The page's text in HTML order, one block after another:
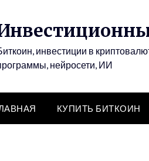
инвестиции в
нейросети, ИИ
КУПИТЬ БИТКОИН